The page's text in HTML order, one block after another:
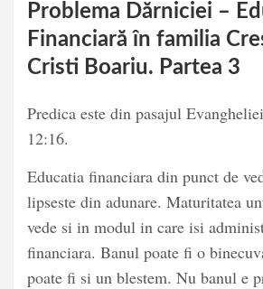
Problema Dărniciei –
Financiară în familia
Cristi Boariu. Partea 3
Predica este din pasajul
12:16.
Educatia financiara din punct de
lipseste din adunare. Maturitatea
vede si in modul in care isi
financiara. Banul poate fi o
poate fi si un blestem. Nu banul e